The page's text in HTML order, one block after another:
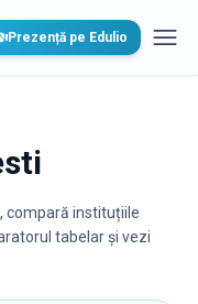
Prezență pe Edulio
, compară instituțiile
tabelar și vezi